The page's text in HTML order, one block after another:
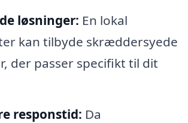
løsninger: En lokal
kan tilbyde skræddersyede
der passer specifikt til dit
responstid: Da